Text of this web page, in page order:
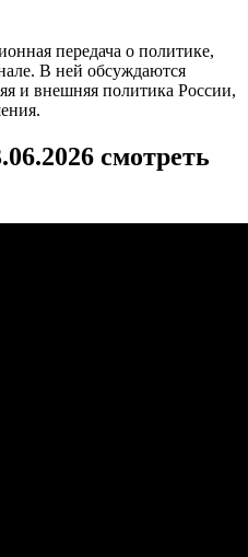
передача о политике,
В ней обсуждаются
и внешняя политика России,
смотреть